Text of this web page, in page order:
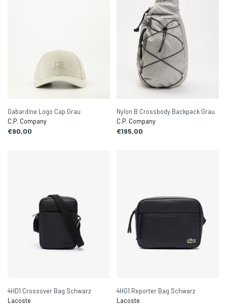
Gabardine Logo Cap Grau
C.P. Company
€90,00
Nylon B Crossbody Backpack Grau
C.P. Company
€195,00
4HD1 Crossover Bag Schwarz
Lacoste
4HG1 Reporter Bag Schwarz
Lacoste